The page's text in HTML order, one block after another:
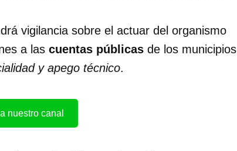
vigilancia sobre el actuar del organismo
a las cuentas públicas de los municipios
y apego técnico.
nuestro canal